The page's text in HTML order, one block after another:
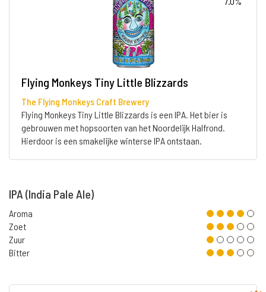
Flying Monkeys Tiny Little Blizzards
The Flying Monkeys Craft Brewery
Flying Monkeys Tiny Little Blizzards is een IPA. Het bier is
gebrouwen met hopsoorten van het Noordelijk Halfrond.
Hierdoor is een smakelijke winterse IPA ontstaan.
IPA (India Pale Ale)
Aroma
Zoet
Zuur
Bitter